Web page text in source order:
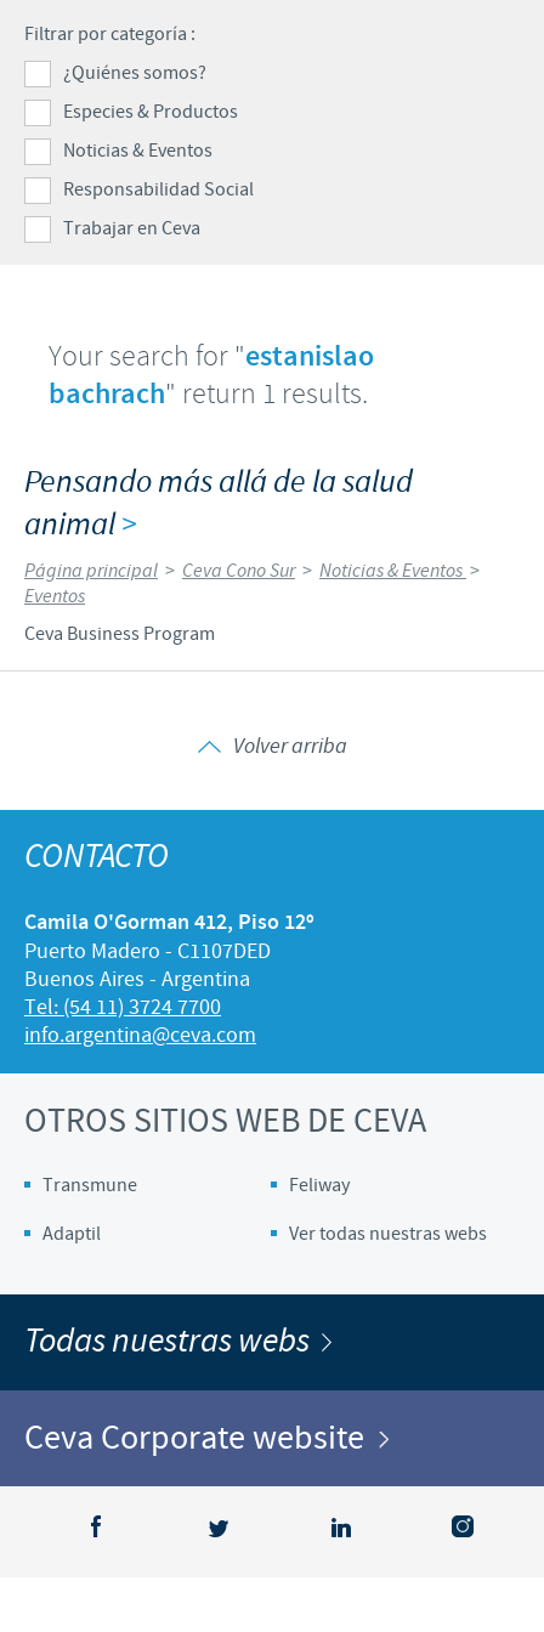
Mundo Ganadero
Mundo Porcino
Nuestro Enfoque en la responsabilidad
Contribuciones
Programas de Apoyo Mundial
Patrocinios Científicos
TRABAJAR EN CEVA
Si querés trabajar con nosotros
Filtrar por categoría :
¿Quiénes somos?
Especies & Productos
Noticias & Eventos
Responsabilidad Social
Trabajar en Ceva
Your search for "estanislao
bachrach" return 1 results.
Pensando más allá de la salud
animal>
Página principal > Ceva Cono Sur > Noticias & Eventos >
Eventos
Ceva Business Program
Volver arriba
CONTACTO
Camila O'Gorman 412, Piso 12º
Puerto Madero - C1107DED
Buenos Aires - Argentina
Tel: (54 11) 3724 7700
info.argentina@ceva.com
OTROS SITIOS WEB DE CEVA
Transmune
Feliway
Adaptil
Ver todas nuestras webs
Todas nuestras webs
Ceva Corporate website